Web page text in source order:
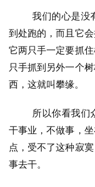
我们的心是没
到处跑的，而且它
它两只手一定要抓
只手抓到另外一个
西，这就叫攀缘。
所以你看我们
干事业，不做事，
点，受不了这种寂
事去干。